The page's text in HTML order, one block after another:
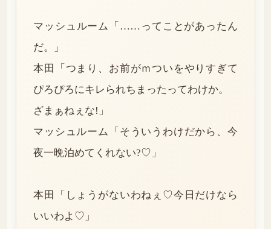
マッシュルーム「……ってことがあったん
だ。」
本田「つまり、お前がｍついをやりすぎて
ぴろぴろにキレられちまったってわけか。
ざまぁねぇな!」
マッシュルーム「そういうわけだから、今
夜一晩泊めてくれない?♡」
本田「しょうがないわねぇ♡今日だけなら
いいわよ♡」